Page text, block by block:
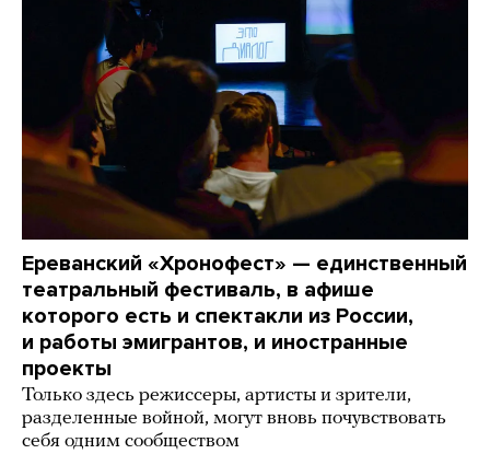
Ереванский «Хронофест» — единственный
театральный фестиваль, в афише
которого есть и спектакли из России,
и работы эмигрантов, и иностранные
проекты
Только здесь режиссеры, артисты и зрители,
разделенные войной, могут вновь почувствовать
себя одним сообществом